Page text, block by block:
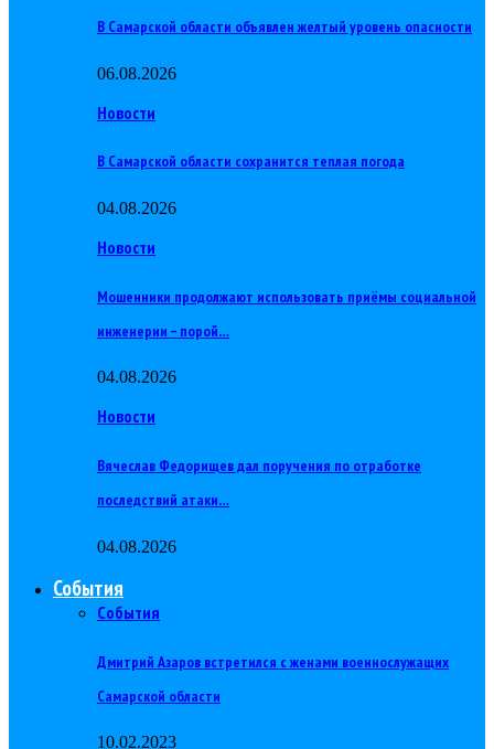
В Самарской области объявлен желтый уровень опасности
06.08.2026
Новости
В Самарской области сохранится теплая погода
04.08.2026
Новости
Мошенники продолжают использовать приёмы социальной
инженерии – порой…
04.08.2026
Новости
Вячеслав Федорищев дал поручения по отработке
последствий атаки…
04.08.2026
События
События
Дмитрий Азаров встретился с женами военнослужащих
Самарской области
10.02.2023